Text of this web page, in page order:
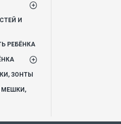
И
РЕБЁНКА
ЗОНТЫ
МЕШКИ,